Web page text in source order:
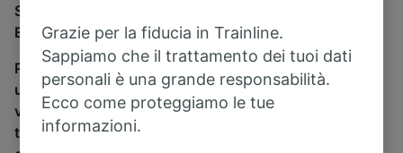
Se stai cercando un pullman per viaggiare da Londra
Euston a Ipswich, sei nel posto giusto.
Per trovare i biglietti dei pullman, è sufficiente avviare
una ricerca in alto, e compareremo i tempi e i costi del
viaggio in treno e in pullman. Con Trainline puoi
trovare i biglietti per viaggiare con oltre 170
Grazie per la fiducia in Trainline.
Sappiamo che il trattamento dei tuoi dati
personali è una grande responsabilità.
Ecco come proteggiamo le tue
informazioni.